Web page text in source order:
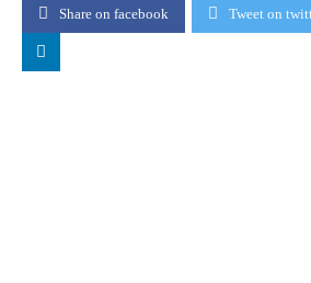
Share on facebook Tweet on